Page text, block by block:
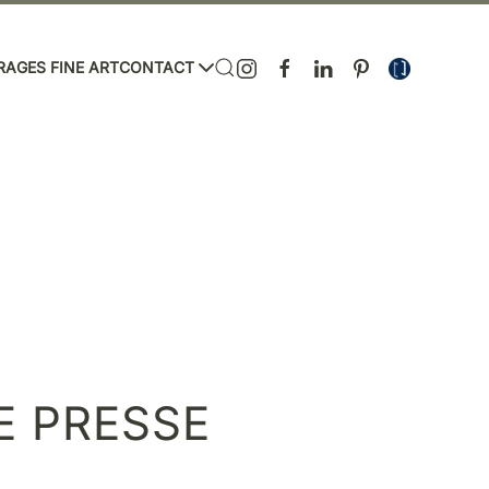
FINE ARTCONTACT
PRESSE